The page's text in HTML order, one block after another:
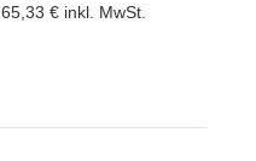
65,33 € inkl. MwSt.